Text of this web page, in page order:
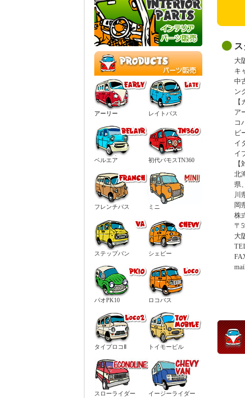
アーリー レイトバス
ベルエア 初代バモスTN360
フレンチバス ミニ
ステップバン シェビー
パオPK10 ロコバス
タイプロコⅡ トイモービル
スローライダー イージーライダー
大
キ
中
ン
ア
コ
ビ
イ
イ
【
北
県
川
岡
株
〒
大